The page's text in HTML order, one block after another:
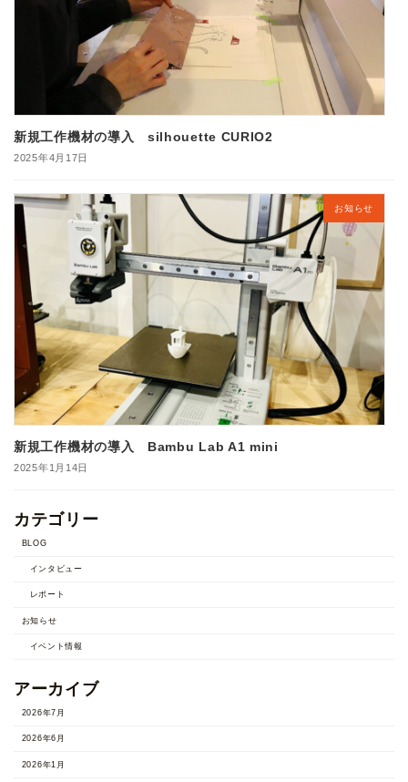
新規工作機材の導入 silhouette CURIO2
2025年4月17日
お知らせ
新規工作機材の導入 Bambu Lab A1 mini
2025年1月14日
カテゴリー
BLOG
インタビュー
レポート
お知らせ
イベント情報
アーカイブ
2026年7月
2026年6月
2026年1月